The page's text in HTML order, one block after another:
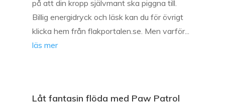
på att din kropp självmant ska piggna till.
Billig energidryck och läsk kan du för övrigt
klicka hem från flakportalen.se. Men varför...
läs mer
Låt fantasin flöda med Paw Patrol